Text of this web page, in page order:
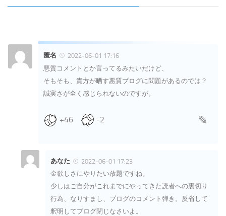
匿名
2022-06-01 17:16
悪質コメントとか言ってるみたいだけど、
そもそも、貴方が晒す悪質ブログに問題があるのでは？
誠実さが全く感じられないのですが。
+46 -2
あなた
2022-06-01 17:23
金欲しさにやりたい放題ですね。
少しはご自分がこれまでにやってきた読者への裏切り
行為、なりすまし、ブログのコメント弾き。反省して
釈明してブログ閉じなさいよ。